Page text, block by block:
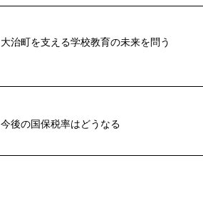
大治町を支える学校教育の未来を問う
今後の国保税率はどうなる